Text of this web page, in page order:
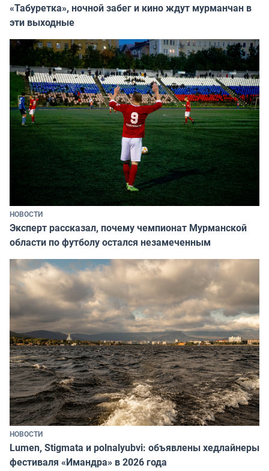
«Табуретка», ночной забег и кино ждут мурманчан в
эти выходные
НОВОСТИ
Эксперт рассказал, почему чемпионат Мурманской
области по футболу остался незамеченным
НОВОСТИ
Lumen, Stigmata и polnalyubvi: объявлены хедлайнеры
фестиваля «Имандра» в 2026 года